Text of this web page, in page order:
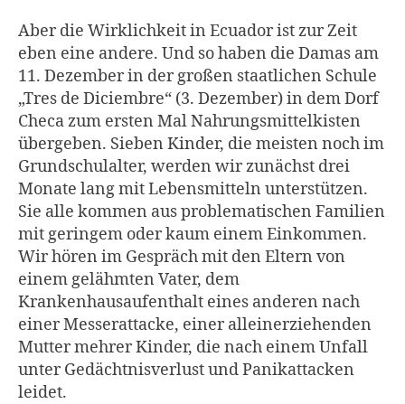
Aber die Wirklichkeit in Ecuador ist zur Zeit
eben eine andere. Und so haben die Damas am
11. Dezember in der großen staatlichen Schule
„Tres de Diciembre“ (3. Dezember) in dem Dorf
Checa zum ersten Mal Nahrungsmittelkisten
übergeben. Sieben Kinder, die meisten noch im
Grundschulalter, werden wir zunächst drei
Monate lang mit Lebensmitteln unterstützen.
Sie alle kommen aus problematischen Familien
mit geringem oder kaum einem Einkommen.
Wir hören im Gespräch mit den Eltern von
einem gelähmten Vater, dem
Krankenhausaufenthalt eines anderen nach
einer Messerattacke, einer alleinerziehenden
Mutter mehrer Kinder, die nach einem Unfall
unter Gedächtnisverlust und Panikattacken
leidet.